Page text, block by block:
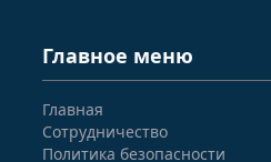
Главное меню
Главная
Сотрудничество
Политика безопасности